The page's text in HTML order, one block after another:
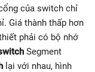
của switch chỉ
Giá thành thấp hơn
phải có bộ nhớ
Segment
lại với nhau, hình